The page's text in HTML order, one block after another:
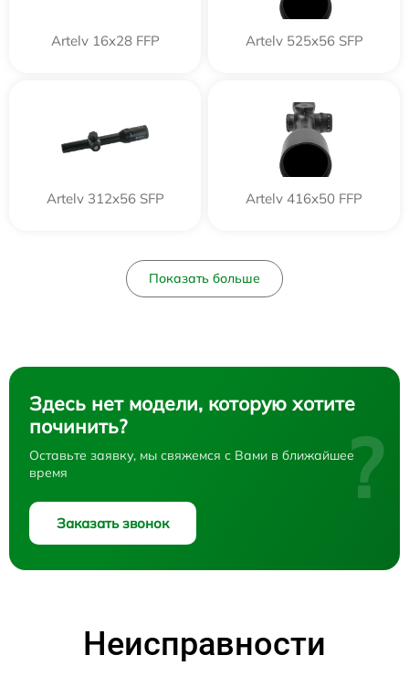
Artelv 16x28 FFP Artelv 525x56 SFP
Artelv 312x56 SFP Artelv 416x50 FFP
Показать больше
Здесь нет модели, которую хотите
починить?
Оставьте заявку, мы свяжемся с Вами в ближайшее
время
Заказать звонок
?
Неисправности